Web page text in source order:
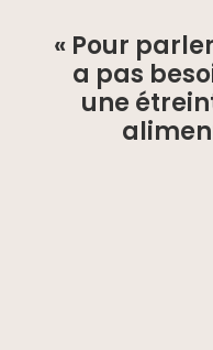
« Pour
a pas
une